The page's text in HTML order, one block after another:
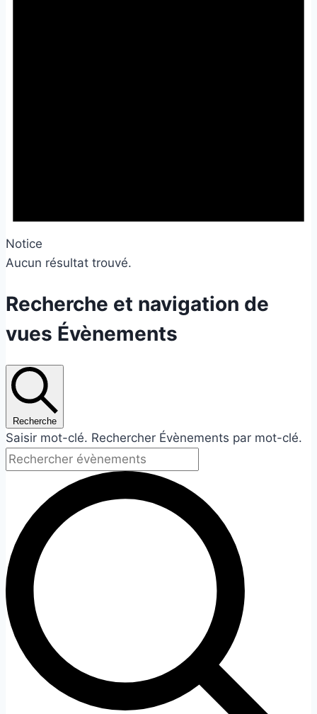
Notice
Aucun résultat trouvé.
Recherche et navigation de
vues Évènements
Recherche
Saisir mot-clé. Rechercher Évènements par mot-clé.